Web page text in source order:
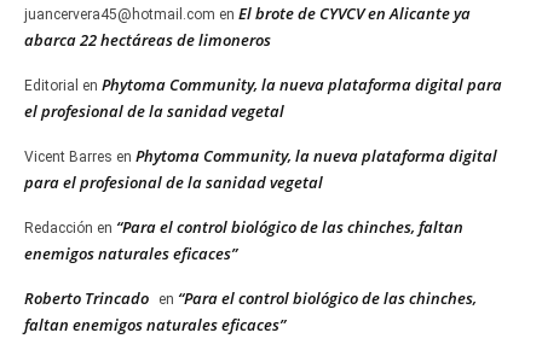
juancervera45@hotmail.com en El brote de CYVCV en Alicante ya
abarca 22 hectáreas de limoneros
Editorial en Phytoma Community, la nueva plataforma digital para
el profesional de la sanidad vegetal
Vicent Barres en Phytoma Community, la nueva plataforma digital
para el profesional de la sanidad vegetal
Redacción en “Para el control biológico de las chinches, faltan
enemigos naturales eficaces”
Roberto Trincado en “Para el control biológico de las chinches,
faltan enemigos naturales eficaces”